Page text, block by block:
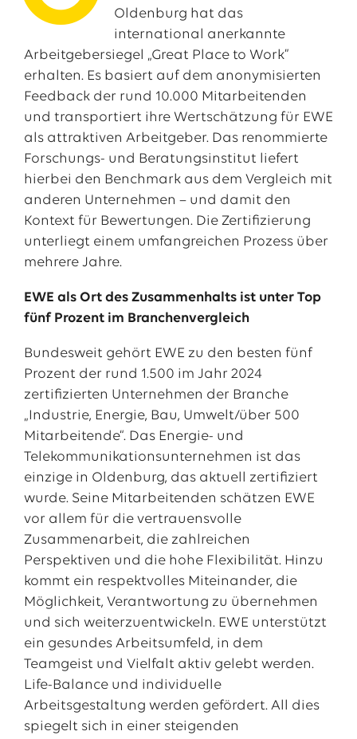
Oldenburg hat das
international anerkannte
Arbeitgebersiegel „Great Place to Work”
erhalten. Es basiert auf dem anonymisierten
Feedback der rund 10.000 Mitarbeitenden
und transportiert ihre Wertschätzung für EWE
als attraktiven Arbeitgeber. Das renommierte
Forschungs- und Beratungsinstitut liefert
hierbei den Benchmark aus dem Vergleich mit
anderen Unternehmen – und damit den
Kontext für Bewertungen. Die Zertifizierung
unterliegt einem umfangreichen Prozess über
mehrere Jahre.
EWE als Ort des Zusammenhalts ist unter Top
fünf Prozent im Branchenvergleich
Bundesweit gehört EWE zu den besten fünf
Prozent der rund 1.500 im Jahr 2024
zertifizierten Unternehmen der Branche
„Industrie, Energie, Bau, Umwelt/über 500
Mitarbeitende“. Das Energie- und
Telekommunikationsunternehmen ist das
einzige in Oldenburg, das aktuell zertifiziert
wurde. Seine Mitarbeitenden schätzen EWE
vor allem für die vertrauensvolle
Zusammenarbeit, die zahlreichen
Perspektiven und die hohe Flexibilität. Hinzu
kommt ein respektvolles Miteinander, die
Möglichkeit, Verantwortung zu übernehmen
und sich weiterzuentwickeln. EWE unterstützt
ein gesundes Arbeitsumfeld, in dem
Teamgeist und Vielfalt aktiv gelebt werden.
Life-Balance und individuelle
Arbeitsgestaltung werden gefördert. All dies
spiegelt sich in einer steigenden
Das EWE-Jobportal
Unsere neuesten Stellenangebote